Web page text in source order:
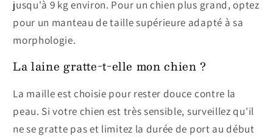
jusqu'à 9 kg environ. Pour un chien plus grand, optez
pour un manteau de taille supérieure adapté à sa
morphologie.
La laine gratte-t-elle mon chien ?
La maille est choisie pour rester douce contre la
peau. Si votre chien est très sensible, surveillez qu'il
ne se gratte pas et limitez la durée de port au début